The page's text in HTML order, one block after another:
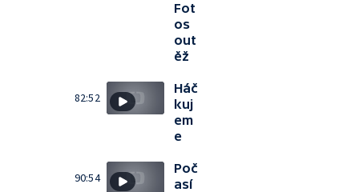
Fot
os
out
ěž
82:52
Háč
kuj
em
e
90:54
Poč
así